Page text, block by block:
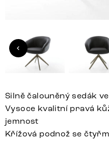
Silně čalouněný sedák
Vysoce kvalitní pravá
jemnost
Křížová podnož se